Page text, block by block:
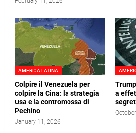
AMERICA LATINA
Colpire il Venezuela per
colpire la Cina: la strategia
Usa e la contromossa di
Pechino
January 11, 2026
a